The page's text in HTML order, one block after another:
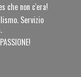
che non c'era!
Servizio